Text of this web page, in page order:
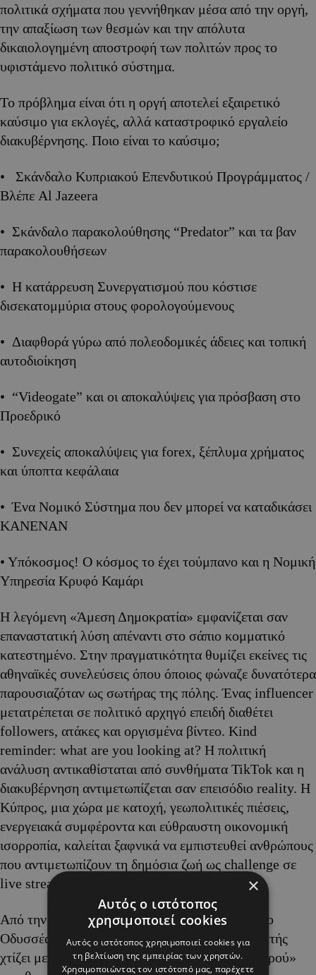
πολιτικά σχήματα που γεννήθηκαν μέσα από την οργή,
την απαξίωση των θεσμών και την απόλυτα
δικαιολογημένη αποστροφή των πολιτών προς το
υφιστάμενο πολιτικό σύστημα.
Το πρόβλημα είναι ότι η οργή αποτελεί εξαιρετικό
καύσιμο για εκλογές, αλλά καταστροφικό εργαλείο
διακυβέρνησης. Ποιο είναι το καύσιμο;
• Σκάνδαλο Κυπριακού Επενδυτικού Προγράμματος /
Βλέπε Al Jazeera
• Σκάνδαλο παρακολούθησης “Predator” και τα βαν
παρακολουθήσεων
• Η κατάρρευση Συνεργατισμού που κόστισε
δισεκατομμύρια στους φορολογούμενους
• Διαφθορά γύρω από πολεοδομικές άδειες και τοπική
αυτοδιοίκηση
• “Videogate” και οι αποκαλύψεις για πρόσβαση στο
Προεδρικό
• Συνεχείς αποκαλύψεις για forex, ξέπλυμα χρήματος
και ύποπτα κεφάλαια
• Ένα Νομικό Σύστημα που δεν μπορεί να καταδικάσει
ΚΑΝΕΝΑΝ
• Υπόκοσμος! Ο κόσμος το έχει τούμπανο και η Νομική
Υπηρεσία Κρυφό Καμάρι
Η λεγόμενη «Άμεση Δημοκρατία» εμφανίζεται σαν
επαναστατική λύση απέναντι στο σάπιο κομματικό
κατεστημένο. Στην πραγματικότητα θυμίζει εκείνες τις
αθηναϊκές συνελεύσεις όπου όποιος φώναζε δυνατότερα
παρουσιαζόταν ως σωτήρας της πόλης. Ένας influencer
μετατρέπεται σε πολιτικό αρχηγό επειδή διαθέτει
followers, ατάκες και οργισμένα βίντεο. Kind
reminder: what are you looking at? H πολιτική
ανάλυση αντικαθίσταται από συνθήματα TikTok και η
διακυβέρνηση αντιμετωπίζεται σαν επεισόδιο reality. Η
Κύπρος, μια χώρα με κατοχή, γεωπολιτικές πιέσεις,
ενεργειακά συμφέροντα και εύθραυστη οικονομική
ισορροπία, καλείται ξαφνικά να εμπιστευθεί ανθρώπους
που αντιμετωπίζουν τη δημόσια ζωή ως challenge σε
live stream.
Από την άλλη πλευρά βρίσκεται το ΑΛΜΑ και ο
Οδυσσέας Μιχαηλίδης. Ο πρώην Γενικός Ελεγκτής
χτίζει μεθοδικά το προφίλ του «μοναχικού τιμωρού»
×
Αυτός ο ιστότοπος
χρησιμοποιεί cookies
Αυτός ο ιστότοπος χρησιμοποιεί cookies για
τη βελτίωση της εμπειρίας των χρηστών.
Χρησιμοποιώντας τον ιστότοπό μας, παρέχετε